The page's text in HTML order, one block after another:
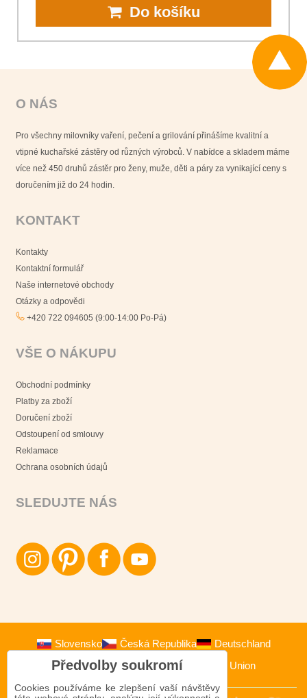
Do košíku
O NÁS
Pro všechny milovníky vaření, pečení a grilování přinášíme kvalitní a
vtipné kuchařské zástěry od různých výrobců. V nabídce a skladem máme
více než 450 druhů zástěr pro ženy, muže, děti a páry za vynikající ceny s
doručením již do 24 hodin.
KONTAKT
Kontakty
Kontaktní formulář
Naše internetové obchody
Otázky a odpovědi
+420 722 094605 (9:00-14:00 Po-Pá)
VŠE O NÁKUPU
Obchodní podmínky
Platby za zboží
Doručení zboží
Odstoupení od smlouvy
Reklamace
Ochrana osobních údajů
SLEDUJTE NÁS
Slovensko Česká Republika
Deutschland
Österreich
Polska European Union
Předvolby soukromí
Cookies používáme ke zlepšení vaší návštěvy